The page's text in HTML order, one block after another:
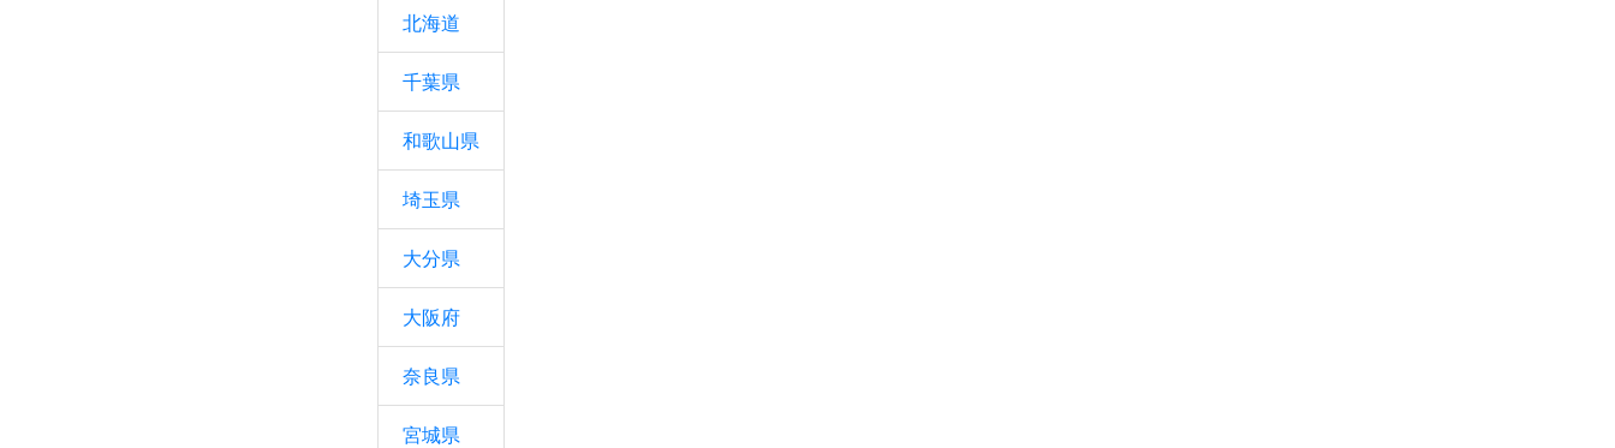
北海道
千葉県
和歌山県
埼玉県
大分県
大阪府
奈良県
宮城県